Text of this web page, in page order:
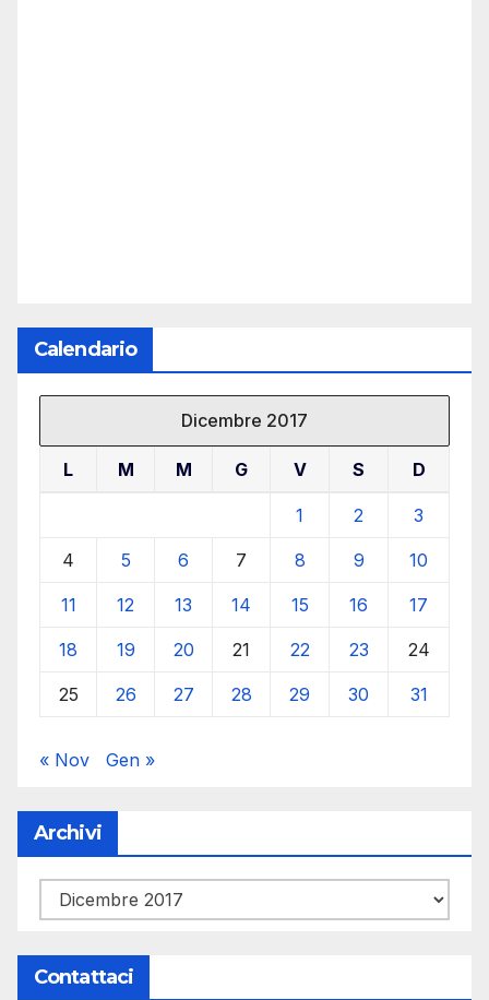
Calendario
Dicembre 2017
L M M G V S D
1 2 3
4 5 6 7 8 9 10
11 12 13 14 15 16 17
18 19 20 21 22 23 24
25 26 27 28 29 30 31
« Nov Gen »
Archivi
Archivi
Contattaci